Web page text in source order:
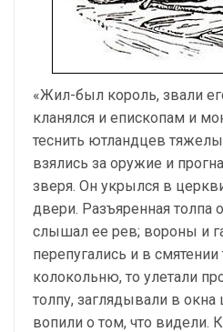
«Жил-был король, звали
кланялся и епископам и
теснить ютландцев
взялись за оружие и
зверя. Он укрылся в
двери. Разъяренная толпа
слышал ее рев; вороны и
перепугались и в смятении
колокольню, то улетали
толпу, заглядывали в
вопили о том, что видели.